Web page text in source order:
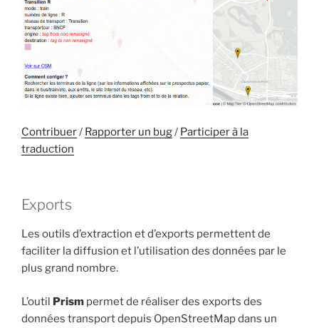
Contribuer/ Rapporter un bug/ Participer à la
traduction
Exports
Les outils d’extraction et d’exports permettent de
faciliter la diffusion et l’utilisation des données par le
plus grand nombre.
L’outil Prism permet de réaliser des exports des
données transport depuis OpenStreetMap dans un